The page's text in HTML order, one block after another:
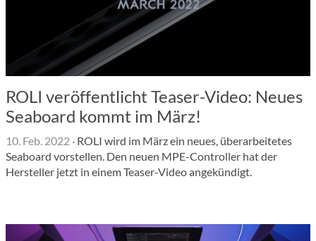
ROLI veröffentlicht Teaser-Video: Neues
Seaboard kommt im März!
10. Feb. 2022 · ROLI wird im März ein neues, überarbeitetes
Seaboard vorstellen. Den neuen MPE-Controller hat der
Hersteller jetzt in einem Teaser-Video angekündigt.